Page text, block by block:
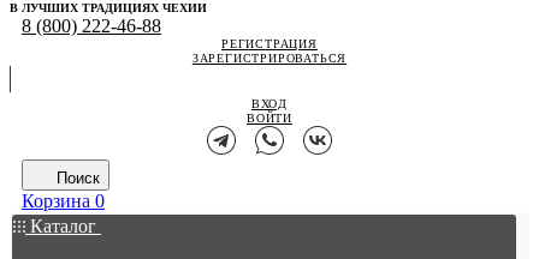
В ЛУЧШИХ ТРАДИЦИЯХ ЧЕХИИ
8 (800) 222-46-88
РЕГИСТРАЦИЯ
ЗАРЕГИСТРИРОВАТЬСЯ
ВХОД
ВОЙТИ
Поиск
Корзина 0
Каталог